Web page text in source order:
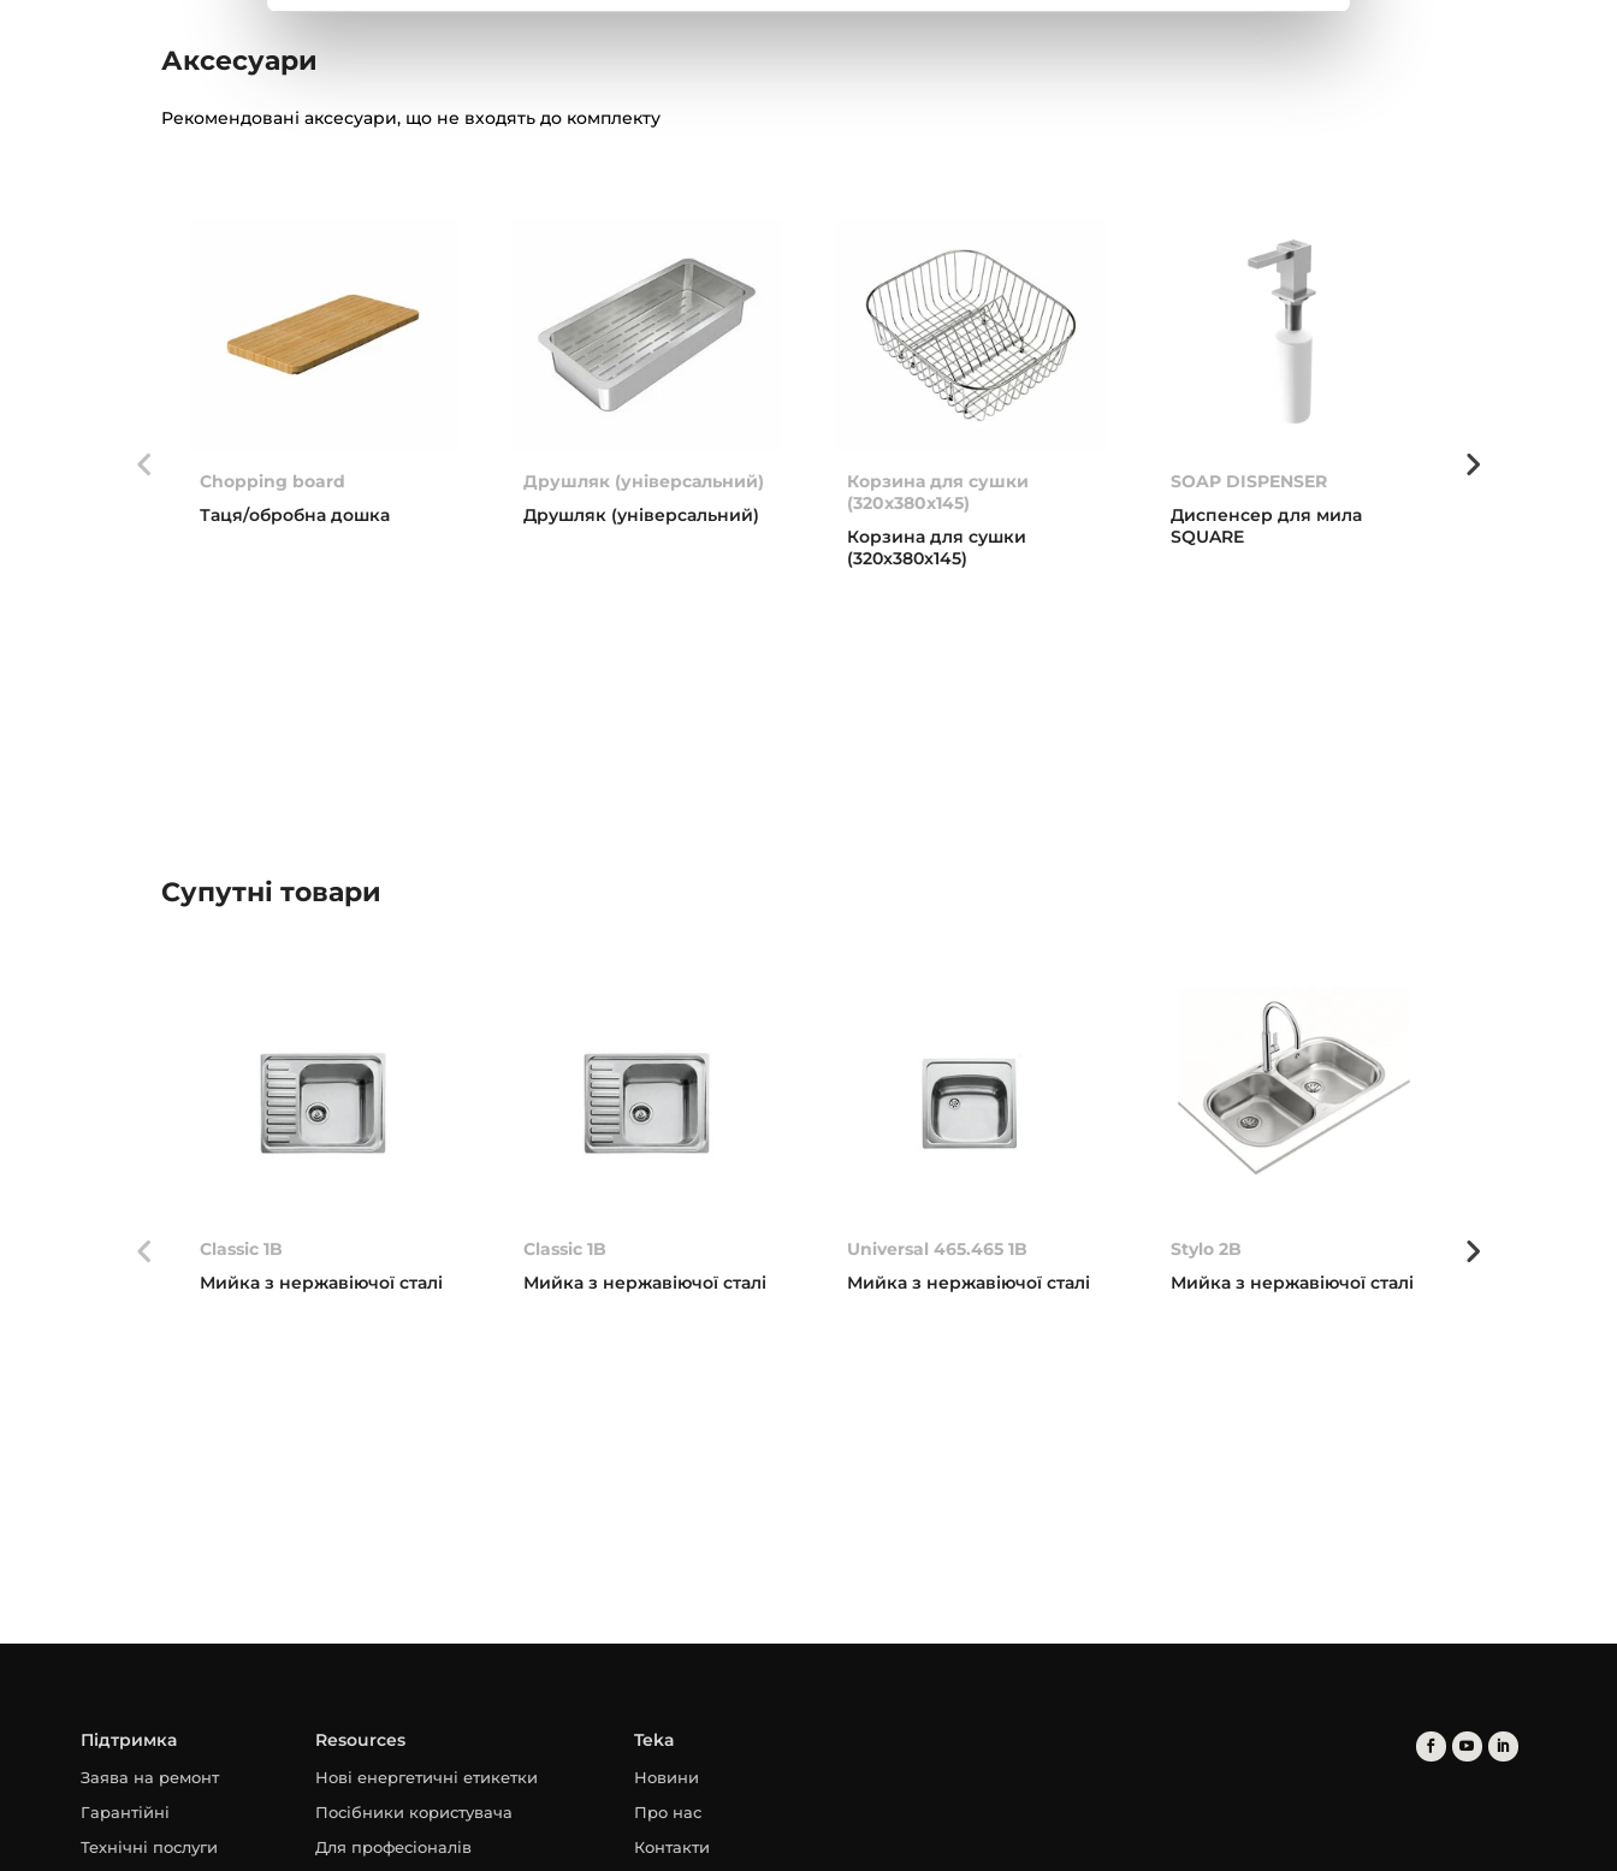
Аксесуари
Рекомендовані аксесуари, що не входять до комплекту
SOAP DISPENSER
Диспенсер для мила
SQUARE
Chopping board
Таця/обробна дошка
Друшляк (універсальний)
Друшляк (універсальний)
Корзина для сушки
(320x380x145)
Корзина для сушки
(320x380x145)
Супутні товари
Classic 1B
Мийка з нержавіючої сталі
Classic 1B
Мийка з нержавіючої сталі
Universal 465.465 1B
Мийка з нержавіючої сталі
Stylo 2B
Мийка з нержавіючої сталі
Підтримка
Заява на ремонт
Гарантійні
Технічні послуги
Resources
Нові енергетичні етикетки
Посібники користувача
Для професіоналів
Teka
Новини
Про нас
Контакти